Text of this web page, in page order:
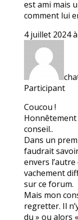
est ami mais
comment lui
4 juillet 2024
Participant
Coucou !
conseil..
Dans un
faudrait
envers
vachement
sur ce forum.
Mais mon
regretter. Il
du » ou alors